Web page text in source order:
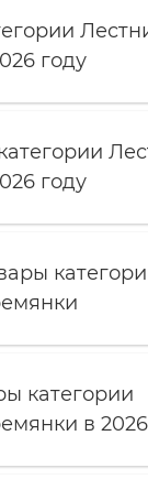
году
году
категории
в